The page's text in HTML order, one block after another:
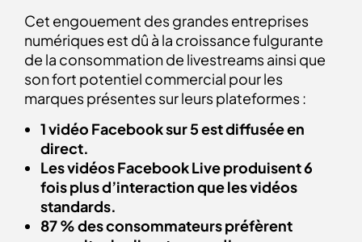
Cet engouement des grandes entreprises
numériques est dû à la croissance fulgurante
de la consommation de livestreams ainsi que
son fort potentiel commercial pour les
marques présentes sur leurs plateformes :
1 vidéo Facebook sur 5 est diffusée en
direct.
Les vidéos Facebook Live produisent 6
fois plus d’interaction que les vidéos
standards.
87 % des consommateurs préfèrent